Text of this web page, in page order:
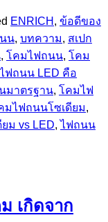
ENRICH , ข้อดีของ
น, บทความ, สเปก
, โคมไฟถนน, โคม
ฟถนน LED คือ
มาตรฐาน, โคมไฟ
มไฟถนนโซเดียม,
ม vs LED,ไฟถนน
เกิดจาก